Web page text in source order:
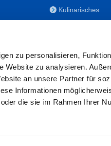
zu personalisieren,
Website zu analysieren.
an unsere Partner für
Informationen
die sie im Rahmen Ihrer
Kulinarisches
Veranstaltungen